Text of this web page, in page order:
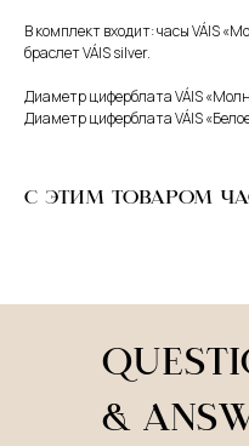
В комплект входит: часы VÁIS
браслет VÁIS silver.
Диаметр циферблата VÁIS
Диаметр циферблата VÁIS
С ЭТИМ ТОВАРОМ
&